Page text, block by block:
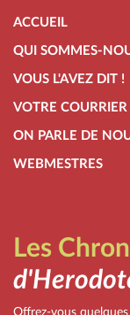
ACCUEIL
QUI SOMMES-
VOUS L'AVEZ DIT !
VOTRE COURRIER
ON PARLE DE
WEBMESTRES
Les
Offrez-vous